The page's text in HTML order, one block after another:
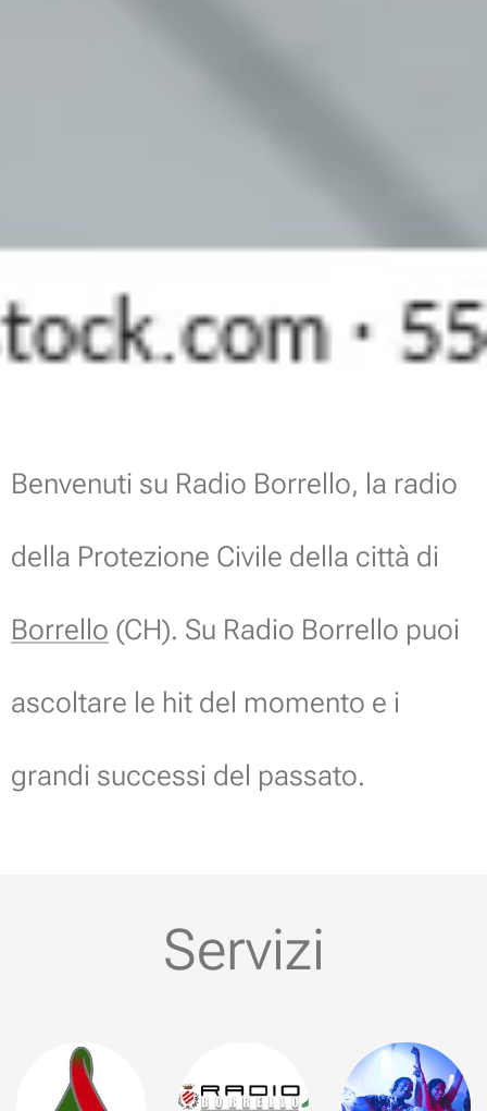
Benvenuti su Radio Borrello, la radio
della Protezione Civile della città di
Borrello (CH). Su Radio Borrello puoi
ascoltare le hit del momento e i
grandi successi del passato.
Servizi